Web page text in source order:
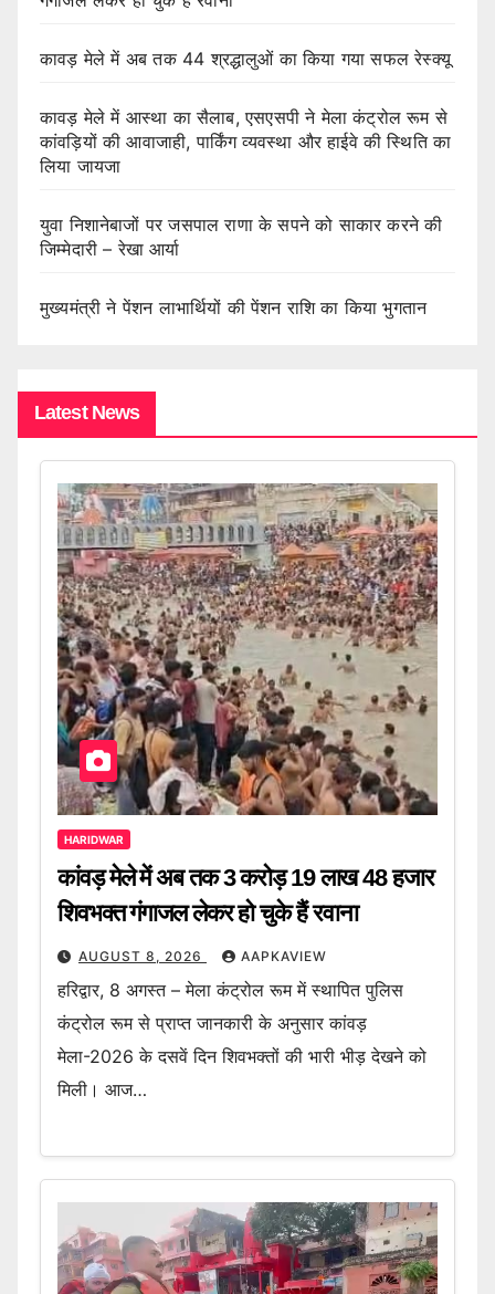
कावड़ मेले में अब तक 44 श्रद्धालुओं का किया गया सफल रेस्क्यू
कावड़ मेले में आस्था का सैलाब, एसएसपी ने मेला कंट्रोल रूम से
कांवड़ियों की आवाजाही, पार्किंग व्यवस्था और हाईवे की स्थिति का
लिया जायजा
युवा निशानेबाजों पर जसपाल राणा के सपने को साकार करने की
जिम्मेदारी – रेखा आर्या
मुख्यमंत्री ने पेंशन लाभार्थियों की पेंशन राशि का किया भुगतान
Latest News
HARIDWAR
कांवड़ मेले में अब तक 3 करोड़ 19 लाख 48 हजार
शिवभक्त गंगाजल लेकर हो चुके हैं रवाना
AUGUST 8, 2026 AAPKAVIEW
हरिद्वार, 8 अगस्त – मेला कंट्रोल रूम में स्थापित पुलिस
कंट्रोल रूम से प्राप्त जानकारी के अनुसार कांवड़
मेला-2026 के दसवें दिन शिवभक्तों की भारी भीड़ देखने को
मिली। आज…